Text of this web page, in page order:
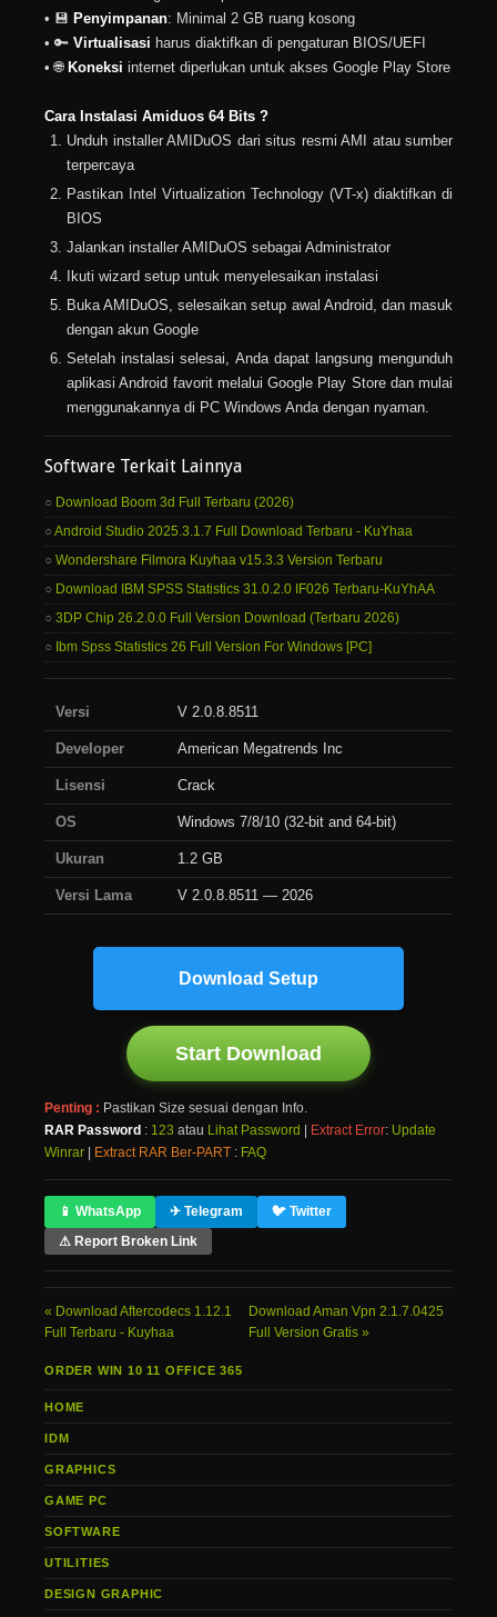
• 💾 Penyimpanan: Minimal 2 GB ruang kosong
• 🔑 Virtualisasi harus diaktifkan di pengaturan BIOS/UEFI
• 🌐 Koneksi internet diperlukan untuk akses Google Play Store
Cara Instalasi Amiduos 64 Bits ?
Unduh installer AMIDuOS dari situs resmi AMI atau sumber
terpercaya
Pastikan Intel Virtualization Technology (VT-x) diaktifkan di
BIOS
Jalankan installer AMIDuOS sebagai Administrator
Ikuti wizard setup untuk menyelesaikan instalasi
Buka AMIDuOS, selesaikan setup awal Android, dan masuk
dengan akun Google
Setelah instalasi selesai, Anda dapat langsung mengunduh
aplikasi Android favorit melalui Google Play Store dan mulai
menggunakannya di PC Windows Anda dengan nyaman.
Software Terkait Lainnya
Download Boom 3d Full Terbaru (2026)
Android Studio 2025.3.1.7 Full Download Terbaru - KuYhaa
Wondershare Filmora Kuyhaa v15.3.3 Version Terbaru
Download IBM SPSS Statistics 31.0.2.0 IF026 Terbaru-KuYhAA
3DP Chip 26.2.0.0 Full Version Download (Terbaru 2026)
Ibm Spss Statistics 26 Full Version For Windows [PC]
Versi V 2.0.8.8511
Developer American Megatrends Inc
Lisensi Crack
OS Windows 7/8/10 (32-bit and 64-bit)
Ukuran 1.2 GB
Versi Lama V 2.0.8.8511 — 2026
Download Setup
Start Download
Penting : Pastikan Size sesuai dengan Info.
RAR Password : 123 atau Lihat Password Extract Error: Update
Winrar
Extract RAR Ber-PART : FAQ
📱 WhatsApp ✈ Telegram
🐦 Twitter
⚠ Report Broken Link
Download Aftercodecs 1.12.1
Full Terbaru - Kuyhaa
Download Aman Vpn 2.1.7.0425
Full Version Gratis
ORDER WIN 10 11 OFFICE 365
HOME
IDM
GRAPHICS
GAME PC
SOFTWARE
UTILITIES
DESIGN GRAPHIC